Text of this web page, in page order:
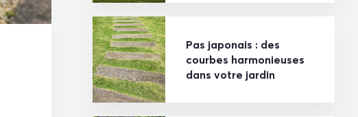
Pas japonais : des
courbes harmonieuses
dans votre jardin